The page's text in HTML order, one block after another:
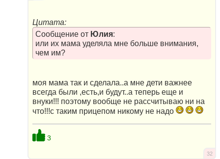
Цитата:
Сообщение от Юлия:
или их мама уделяла мне больше внимания,
чем им?
моя мама так и сделала..а мне дети важнее
всегда были ,есть,и будут..а теперь еще и
внуки!!! поэтому вообще не рассчитываю ни на
что!!!с таким прицепом никому не надо
3
32